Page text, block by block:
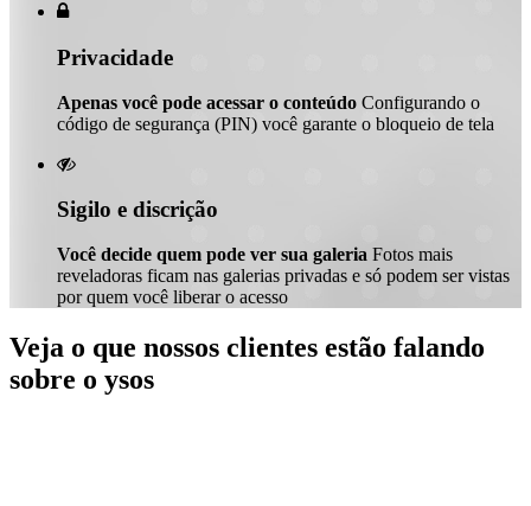

Privacidade
Apenas você pode acessar o conteúdo Configurando o
código de segurança (PIN) você garante o bloqueio de tela

Sigilo e discrição
Você decide quem pode ver sua galeria Fotos mais
reveladoras ficam nas galerias privadas e só podem ser vistas
por quem você liberar o acesso
Veja o que nossos clientes estão falando
sobre o ysos